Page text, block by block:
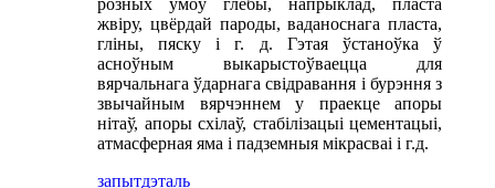
розных умоў глебы, напрыклад, пласта
жвіру, цвёрдай пароды, ваданоснага пласта,
гліны, пяску і г. д. Гэтая ўстаноўка ў
асноўным выкарыстоўваецца для
вярчальнага ўдарнага свідравання і бурэння з
звычайным вярчэннем у праекце апоры
нітаў, апоры схілаў, стабілізацыі цементацыі,
атмасферная яма і падземныя мікрасваі і г.д.
запытдэталь